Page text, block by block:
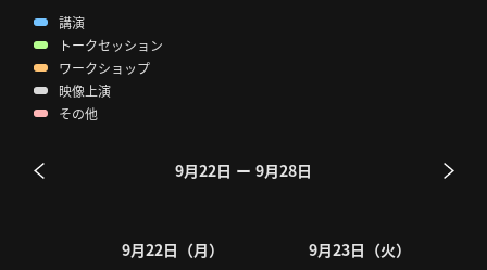
講演
トークセッション
ワークショップ
映像上演
その他
9月22日 ー 9月28日
9月22日（月） 9月23日（火）